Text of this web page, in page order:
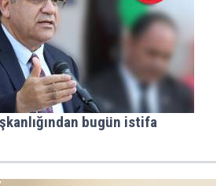
bugün istifa